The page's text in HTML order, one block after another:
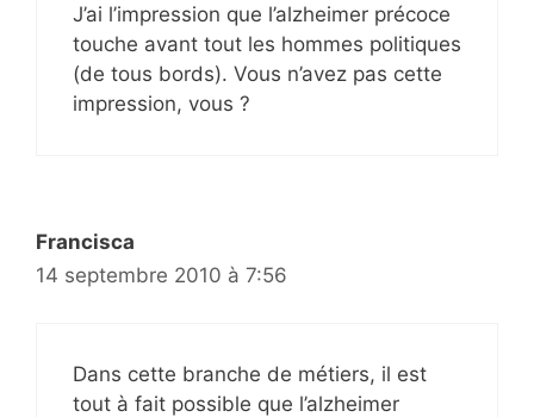
J’ai l’impression que l’alzheimer précoce
touche avant tout les hommes politiques
(de tous bords). Vous n’avez pas cette
impression, vous ?
Francisca
14 septembre 2010 à 7:56
Dans cette branche de métiers, il est
tout à fait possible que l’alzheimer